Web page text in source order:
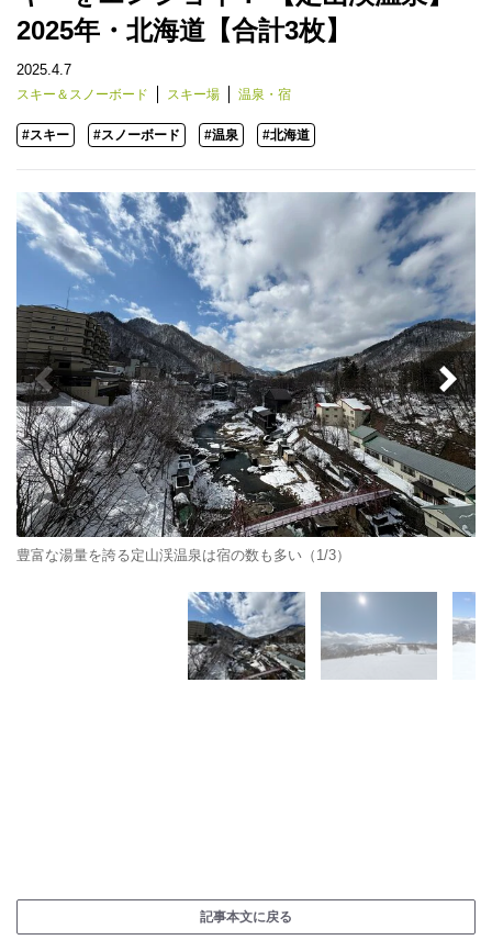
2025年・北海道【合計3枚】
2025.4.7
スキー＆スノーボード スキー場 温泉・宿
#スキー #スノーボード #温泉 #北海道
豊富な湯量を誇る定山渓温泉は宿の数も多い（1/3）
記事本文に戻る